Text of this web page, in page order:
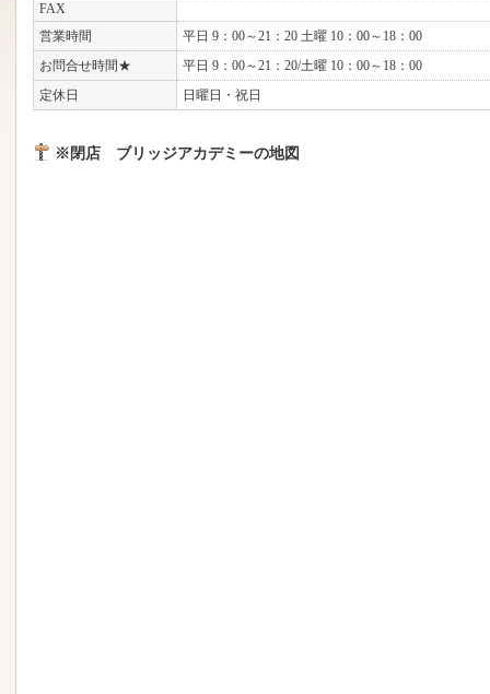
FAX
営業時間
平日 9：00～21：20 土曜 10：00～18：00
お問合せ時間★
平日 9：00～21：20/土曜 10：00～18：00
定休日
日曜日・祝日
※閉店 ブリッジアカデミーの地図